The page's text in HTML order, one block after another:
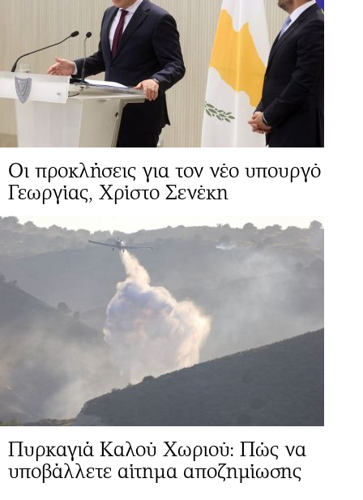
Οι προκλήσεις για τον νέο υπουργό
Γεωργίας, Χρίστο Σενέκη
Πυρκαγιά Καλού Χωριού: Πώς να
υποβάλλετε αίτημα αποζημίωσης